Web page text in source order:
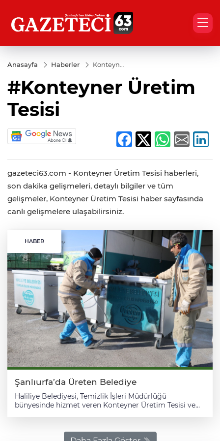
Anasayfa Haberler
Konteyner
#Konteyner Üretim
Tesisi
gazeteci63.com - Konteyner Üretim Tesisi haberleri,
son dakika gelişmeleri, detaylı bilgiler ve tüm
gelişmeler, Konteyner Üretim Tesisi haber sayfasında
canlı gelişmelere ulaşabilirsiniz.
HABER
Şanlıurfa’da Üreten Belediye
Haliliye Belediyesi, Temizlik İşleri Müdürlüğü
bünyesinde hizmet veren Konteyner Üretim Tesisi ve
yürütülmesine katkı sağlıyor. Belediye Başkanı